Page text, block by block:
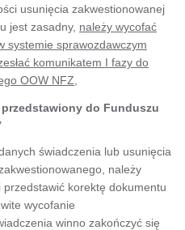
usunięcia zakwestionowanej
jest zasadny, należy wycofać
systemie sprawozdawczym
komunikatem I fazy do
OOW NFZ
do Funduszu
świadczenia lub usunięcia
należy
korektę dokumentu
wycofanie
winno zakończyć się